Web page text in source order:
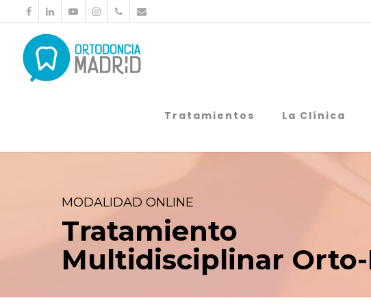
Tratamientos La Clínica
MODALIDAD ONLINE
Tratamiento
Multidisciplinar